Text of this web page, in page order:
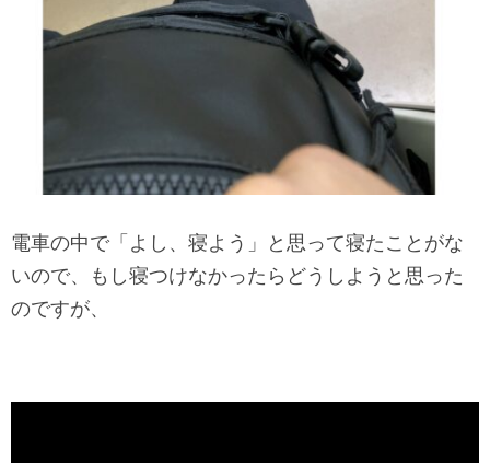
電車の中で「よし、寝よう」と思って寝たことがな
いので、もし寝つけなかったらどうしようと思った
のですが、